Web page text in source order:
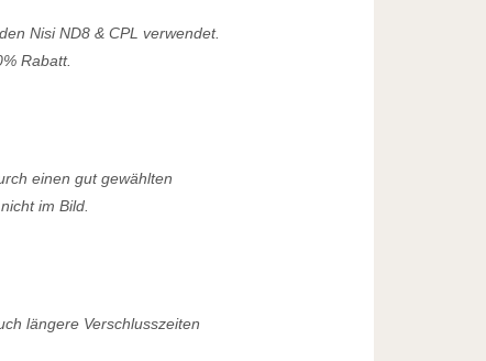
Nisi ND8 & CPL verwendet.
Rabatt.
einen gut gewählten
im Bild.
längere Verschlusszeiten